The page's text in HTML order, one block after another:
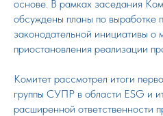
основе. В рамках заседания
обсуждены планы по
законодательной инициативы о
приостановления реализации
Комитет рассмотрел итоги
группы СУПР в области ESG и
расширенной ответственности